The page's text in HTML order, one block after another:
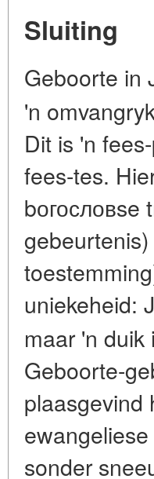
Sluiting
Geboorte in
'n
Dit is 'n
fees-tes.
bогословse
uniekeheid:
maar 'n
Geboorte-
plaasgevind
sonder